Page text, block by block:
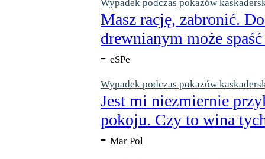
Wypadek podczas pokazów
Masz rację, zabronić.
drewnianym może
- eSPe
Wypadek podczas pokazów
Jest mi niezmiernie
pokoju. Czy to wina
- Mar Pol